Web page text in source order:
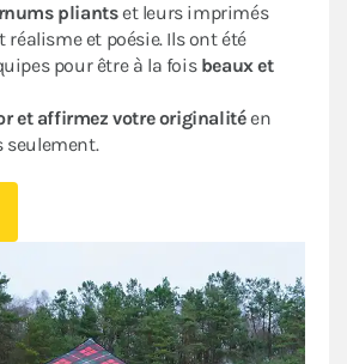
pliantset leurs imprimés
et poésie. Ils ont été
pour être à la fois beaux et
et affirmez votre originalitéen
seulement.
les détails de l’étoffe de laine
des coutumes
des terres
.
profond se croisent sur ce